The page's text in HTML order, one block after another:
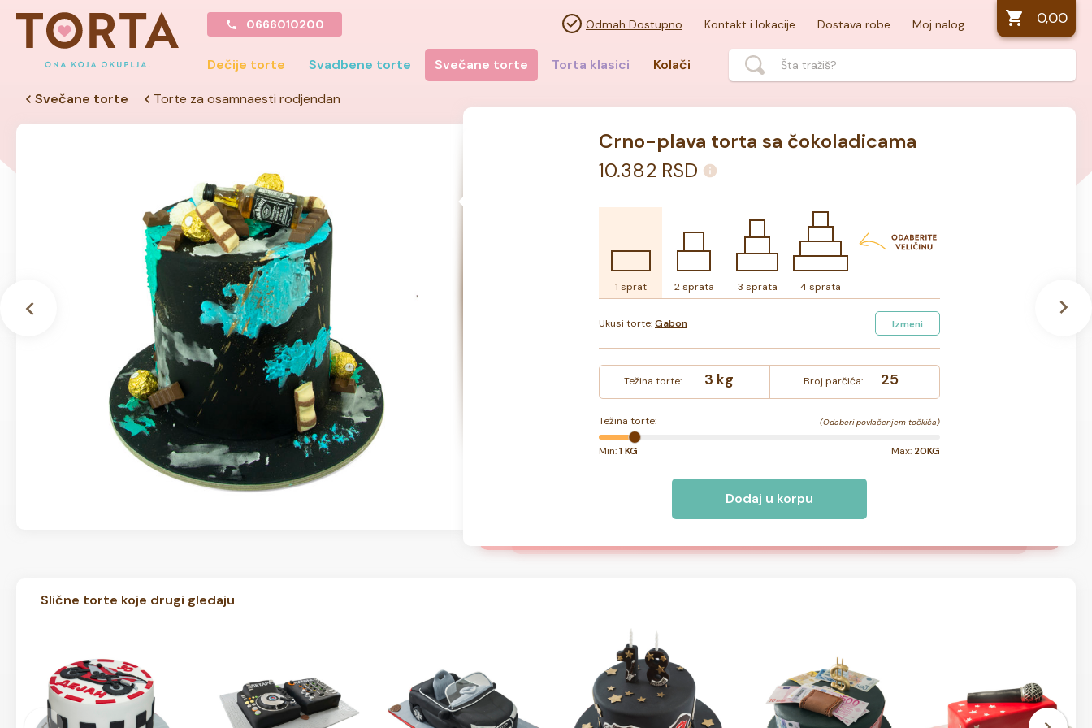
0666010200 Odmah Dostupno Kontakt i lokacije Dostava robe Moj nalog 0,00
Dečije torte Svadbene torte Svečane torte Torta klasici
Kolači
Svečane torte
Torte za osamnaesti rodjendan
Crno-plava torta sa čokoladicama
10.382 RSD
1 sprat 2 sprata 3 sprata 4 sprata
Ukusi torte:Gabon Izmeni
Težina torte: 3 kg Broj parčića: 25
Težina torte: (Odaberi povlačenjem točkića)
Min:1 KG Max: 20KG
Dodaj u korpu
Slične torte koje drugi gledaju